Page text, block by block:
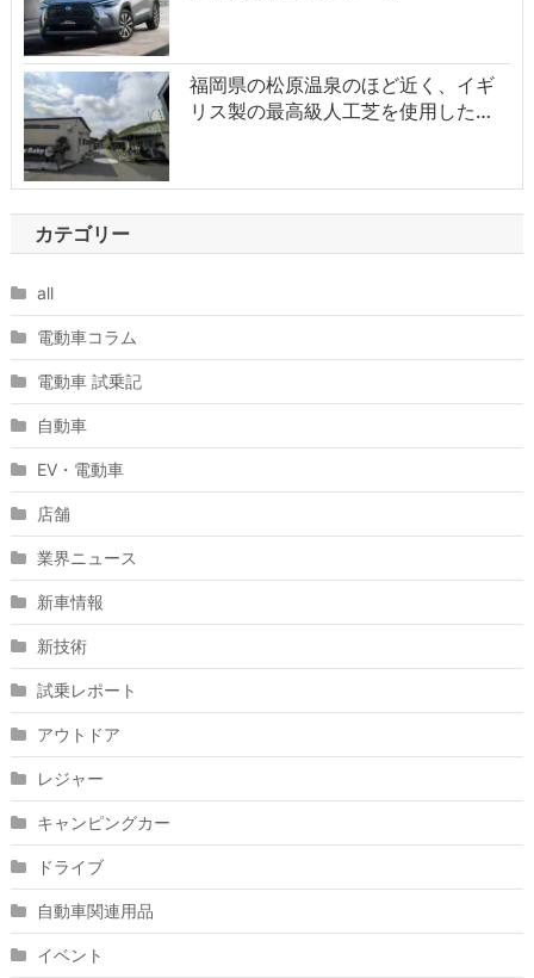
福岡県の松原温泉のほど近く、イギ
リス製の最高級人工芝を使用した…
カテゴリー
all
電動車コラム
電動車 試乗記
自動車
EV・電動車
店舗
業界ニュース
新車情報
新技術
試乗レポート
アウトドア
レジャー
キャンピングカー
ドライブ
自動車関連用品
イベント